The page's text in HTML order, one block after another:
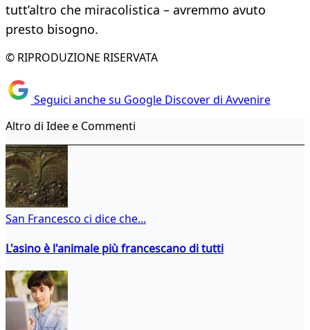
tutt’altro che miracolistica – avremmo avuto
presto bisogno.
© RIPRODUZIONE RISERVATA
Seguici anche su Google Discover di Avvenire
Altro di Idee e Commenti
San Francesco ci dice che...
L'asino è l'animale più francescano di tutti